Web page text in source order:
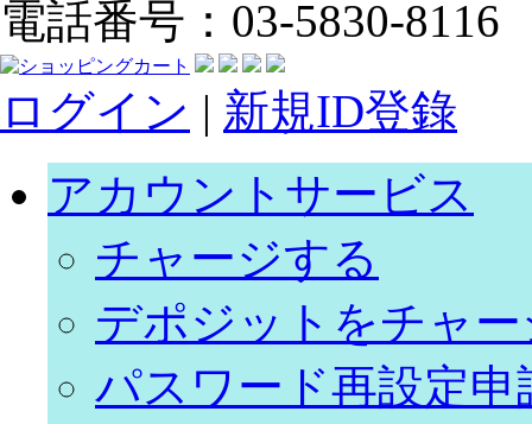
電話番号：03-5830-8116
ログイン | 新規ID登錄
アカウントサービス
チャージする
デポジットをチャ
パスワード再設定申